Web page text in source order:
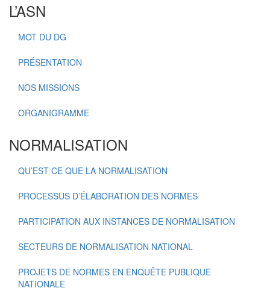
L’ASN
MOT DU DG
PRÉSENTATION
NOS MISSIONS
ORGANIGRAMME
NORMALISATION
QU’EST CE QUE LA NORMALISATION
PROCESSUS D’ÉLABORATION DES NORMES
PARTICIPATION AUX INSTANCES DE NORMALISATION
SECTEURS DE NORMALISATION NATIONAL
PROJETS DE NORMES EN ENQUÊTE PUBLIQUE
NATIONALE